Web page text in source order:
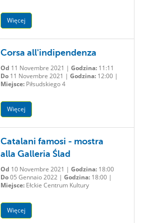
Więcej
Corsa all'indipendenza
Od 11 Novembre 2021 | Godzina:11:11
Do11 Novembre 2021 | Godzina:12:00 |
Miejsce:Piłsudskiego 4
Więcej
Catalani famosi - mostra
alla Galleria Ślad
Od 10 Novembre 2021 | Godzina:18:00
Do05 Gennaio 2022 | Godzina:18:00 |
Miejsce:Ełckie Centrum Kultury
Więcej